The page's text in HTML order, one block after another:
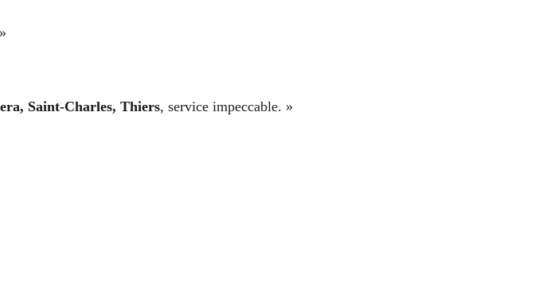
Saint-Charles, Thiers, service impeccable. »